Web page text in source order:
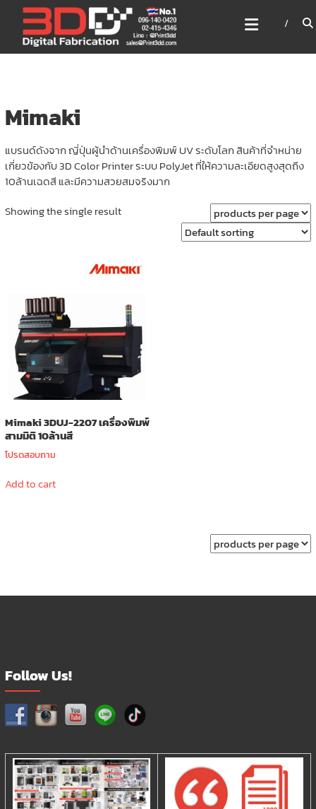
content
3DD DIGITAL FABRICATION
เครื่องพิมพ์3มิติ สแกนเนอร์
เลเซอร์
Mimaki
แบรนด์ดังจาก ญี่ปุ่นผู้นำด้านเครื่องพิมพ์ UV ระดับโลก สินค้าที่จำหน่าย
เกี่ยวข้องกับ 3D Color Printer ระบบ PolyJet ที่ให้ความละเอียดสูงสุดถึง
10ล้านเฉดสี และมีความสวยสมจริงมาก
Showing the single result
Mimaki 3DUJ-2207 เครื่องพิมพ์
สามมิติ 10ล้านสี
โปรดสอบถาม
Add to cart
Follow Us!